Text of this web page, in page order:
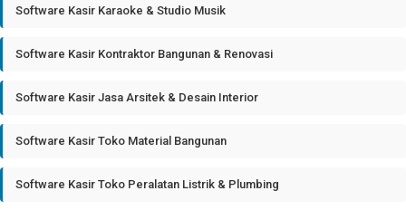
Software Kasir Karaoke & Studio Musik
Software Kasir Kontraktor Bangunan & Renovasi
Software Kasir Jasa Arsitek & Desain Interior
Software Kasir Toko Material Bangunan
Software Kasir Toko Peralatan Listrik & Plumbing